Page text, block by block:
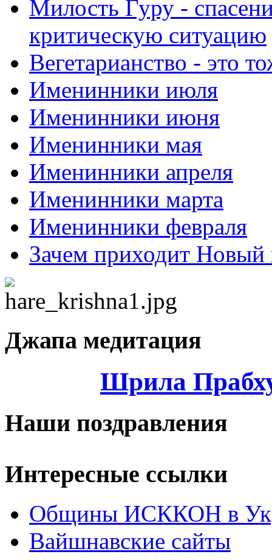
Милость Гуру -
критическую ситуацию
Вегетарианство - это
Именинники июля
Именинники июня
Именинники мая
Именинники апреля
Именинники марта
Именинники февраля
Зачем приходит Новый
Джапа медитация
Шрила
Наши поздравления
Интересные ссылки
Общины ИСККОН в
Вайшнавские сайты